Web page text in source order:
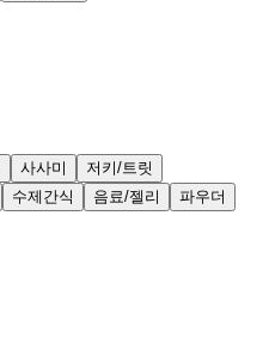
사사미
저키/트릿
수제간식 음료/젤리 파우더